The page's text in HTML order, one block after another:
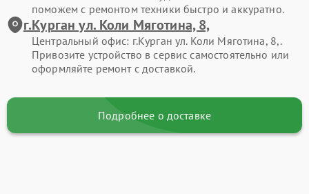
поможем с ремонтом техники быстро и аккуратно.
г.Курган ул. Коли Мяготина, 8,
Центральный офис: г.Курган ул. Коли Мяготина, 8,.
Привозите устройство в сервис самостоятельно или
оформляйте ремонт с доставкой.
Подробнее о доставке